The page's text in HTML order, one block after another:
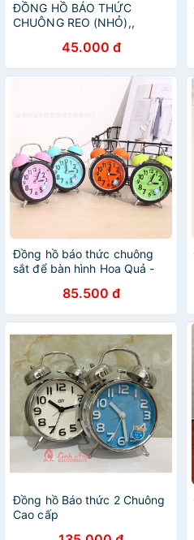
ĐỒNG HỒ BÁO THỨC
CHUÔNG REO (NHỎ),,
45.000 đ
Đồng hồ báo thức chuông
sắt để bàn hình Hoa Quả -
85.500 đ
Đồng hồ Báo thức 2 Chuông
Cao cấp